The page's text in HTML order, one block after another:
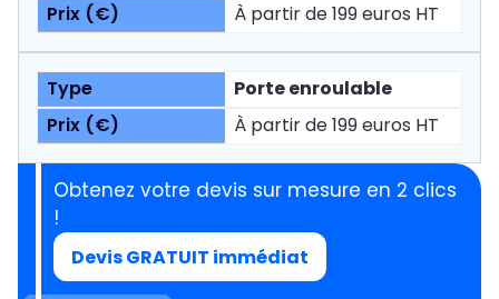
À partir de 199 euros HT
Porte enroulable
À partir de 199 euros HT
Obtenez votre devis sur mesure en 2 clics
!
Devis GRATUIT immédiat